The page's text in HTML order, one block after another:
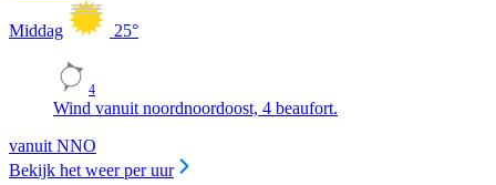
Middag 25°
4
Wind vanuit noordnoordoost, 4 beaufort.
vanuit NNO
Bekijk het weer per uur